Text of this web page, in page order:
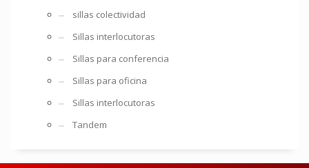
sillas colectividad
Sillas interlocutoras
Sillas para conferencia
Sillas para oficina
Sillas interlocutoras
Tandem